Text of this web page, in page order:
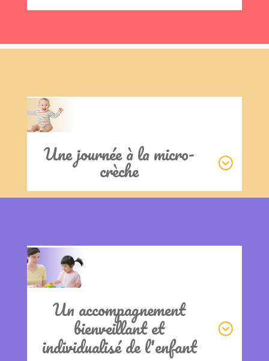
Clics
Une journée à la micro-
crèche
Clics
Un accompagnement
bienveillant et
individualisé de l'enfant